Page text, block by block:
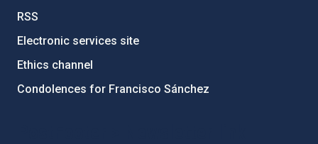
RSS
Electronic services site
Ethics channel
Condolences for Francisco Sánchez